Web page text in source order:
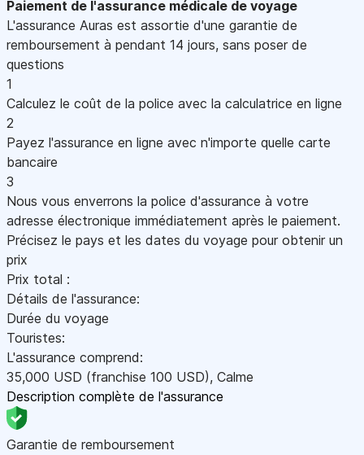
Paiement de l'assurance médicale de voyage
L'assurance Auras est assortie d'une garantie de
remboursement à pendant 14 jours, sans poser de
questions
1
Calculez le coût de la police avec la calculatrice en ligne
2
Payez l'assurance en ligne avec n'importe quelle carte
bancaire
3
Nous vous enverrons la police d'assurance à votre
adresse électronique immédiatement après le paiement.
Précisez le pays et les dates du voyage pour obtenir un
prix
Prix total :
Détails de l'assurance:
Durée du voyage
Touristes:
L'assurance comprend:
35,000 USD (franchise 100 USD), Calme
Description complète de l'assurance
Garantie de remboursement